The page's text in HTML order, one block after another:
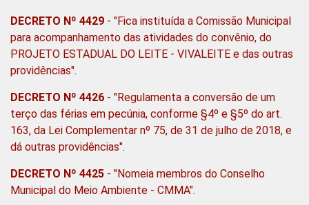
DECRETO Nº 4429 - "Fica instituída a Comissão Municipal
para acompanhamento das atividades do convênio, do
PROJETO ESTADUAL DO LEITE - VIVALEITE e das outras
providências".
DECRETO Nº 4426 - "Regulamenta a conversão de um
terço das férias em pecúnia, conforme §4º e §5º do art.
163, da Lei Complementar nº 75, de 31 de julho de 2018, e
dá outras providências".
DECRETO Nº 4425 - "Nomeia membros do Conselho
Municipal do Meio Ambiente - CMMA".